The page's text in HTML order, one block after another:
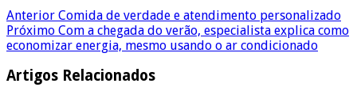
Anterior Comida de verdade e atendimento personalizado
Próximo Com a chegada do verão, especialista explica como
economizar energia, mesmo usando o ar condicionado
Artigos Relacionados